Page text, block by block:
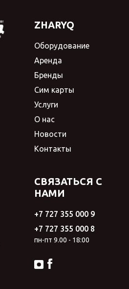
ZHARYQ
Оборудование
Аренда
Бренды
Сим карты
Услуги
О нас
Новости
Контакты
СВЯЗАТЬСЯ С
НАМИ
+7 727 355 000 9
+7 727 355 000 8
пн-пт 9.00 - 18:00